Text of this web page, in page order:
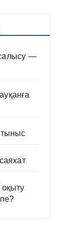
—
тыныс
оқыту